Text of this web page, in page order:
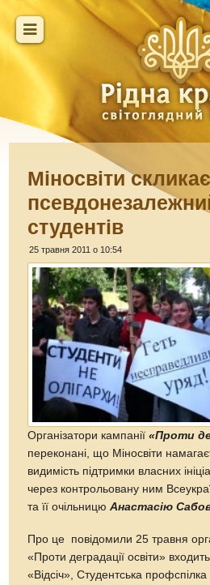
Міносвіти скликає
студентів
25 травня 2011 о 10:54
Організатори кампанії«Проти
переконані, що Міносвіти
видимість підтримки власних
через контрольовану ним
та її очільницюАнастасію
Про це повідомили 25 травня
«Проти деградації освіти»
«Відсіч», Студентська